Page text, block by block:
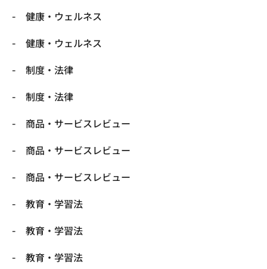
健康・ウェルネス
健康・ウェルネス
制度・法律
制度・法律
商品・サービスレビュー
商品・サービスレビュー
商品・サービスレビュー
教育・学習法
教育・学習法
教育・学習法